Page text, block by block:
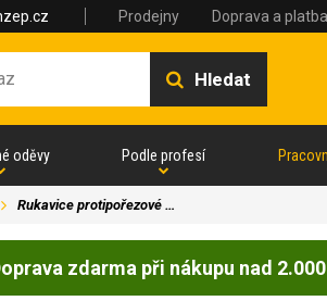
Prodejny Doprava a platba
Hledat
oděvy Podle profesí
Rukavice protipořezové …
zdarma při nákupu nad